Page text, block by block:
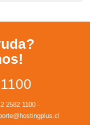
2582 1100-